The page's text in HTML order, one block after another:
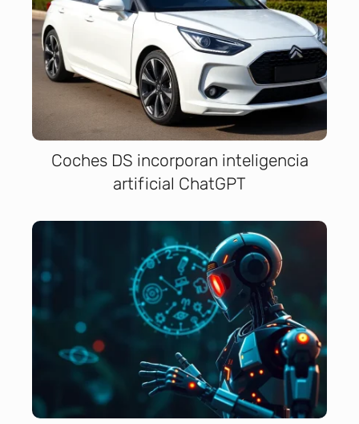
Coches DS incorporan inteligencia
artificial ChatGPT